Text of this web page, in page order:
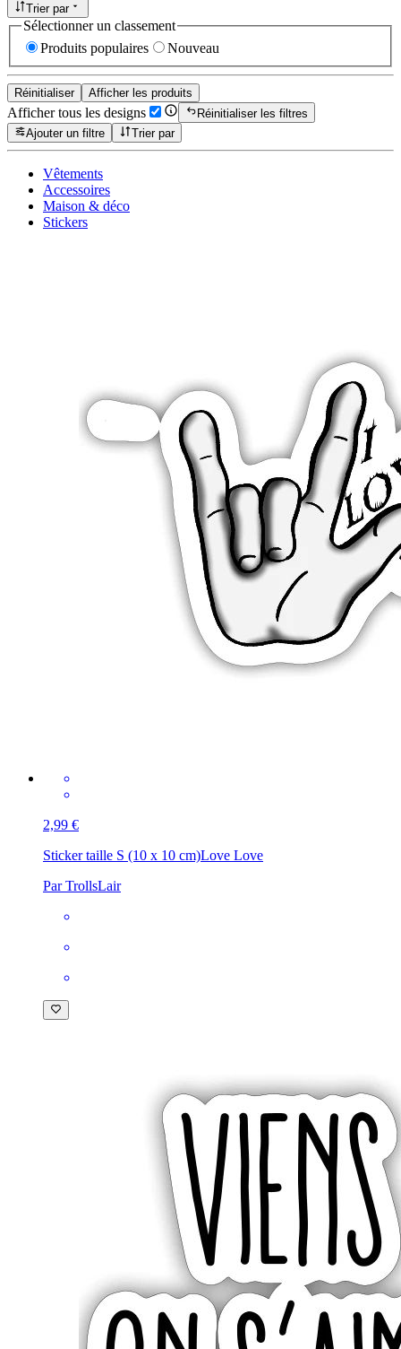
Trier par
Sélectionner un classement
Produits populaires
Nouveau
Réinitialiser Afficher les produits
Afficher tous les designs
Réinitialiser les filtres
Ajouter un filtre
Trier par
Vêtements
Accessoires
Maison & déco
Stickers
2,99 €
Sticker taille S (10 x 10 cm)Love Love
Par TrollsLair